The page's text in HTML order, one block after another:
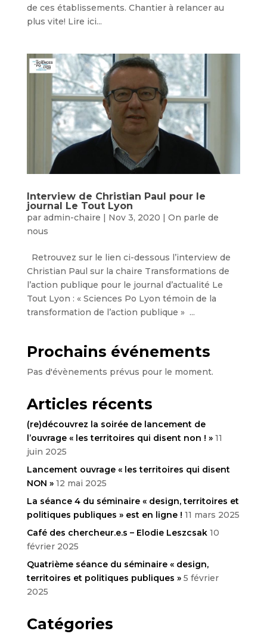
de ces établissements. Chantier à relancer au
plus vite! Lire ici...
Interview de Christian Paul pour le
journal Le Tout Lyon
par admin-chaire Nov 3, 2020
On parle de
nous
Retrouvez sur le lien ci-dessous l’interview de
Christian Paul sur la chaire Transformations de
l’action publique pour le journal d’actualité Le
Tout Lyon : « Sciences Po Lyon témoin de la
transformation de l’action publique » ...
Prochains événements
Pas d'évènements prévus pour le moment.
Articles récents
(re)découvrez la soirée de lancement de
l’ouvrage « les territoires qui disent non ! » 11
juin 2025
Lancement ouvrage « les territoires qui disent
NON » 12 mai 2025
La séance 4 du séminaire « design, territoires et
politiques publiques » est en ligne ! 11 mars 2025
Café des chercheur.e.s – Elodie Leszcsak 10
février 2025
Quatrième séance du séminaire « design,
territoires et politiques publiques » 5 février
2025
Catégories